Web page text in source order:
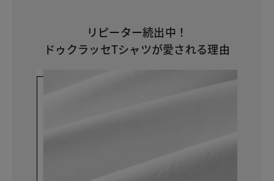
リピーター続出中！
ドゥクラッセTシャツが愛される理由